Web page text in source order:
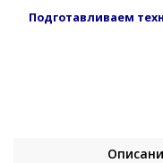
Подготавливаем